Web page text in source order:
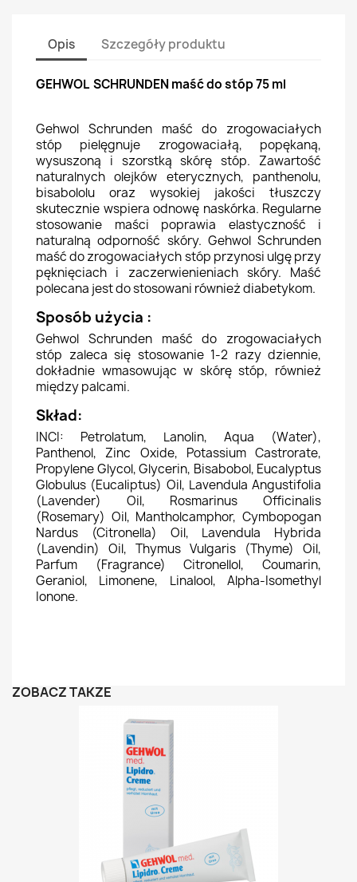
Opis Szczegóły produktu
GEHWOL SCHRUNDEN maść do stóp 75 ml
Gehwol Schrunden maść do zrogowaciałych
stóp pielęgnuje zrogowaciałą, popękaną,
wysuszoną i szorstką skórę stóp. Zawartość
naturalnych olejków eterycznych, panthenolu,
bisabololu oraz wysokiej jakości tłuszczy
skutecznie wspiera odnowę naskórka. Regularne
stosowanie maści poprawia elastyczność i
naturalną odporność skóry. Gehwol Schrunden
maść do zrogowaciałych stóp przynosi ulgę przy
pęknięciach i zaczerwienieniach skóry. Maść
polecana jest do stosowani również diabetykom.
Sposób użycia :
Gehwol Schrunden maść do zrogowaciałych
stóp zaleca się stosowanie 1-2 razy dziennie,
dokładnie wmasowując w skórę stóp, również
między palcami.
Skład:
INCI: Petrolatum, Lanolin, Aqua (Water),
Panthenol, Zinc Oxide, Potassium Castrorate,
Propylene Glycol, Glycerin, Bisabobol, Eucalyptus
Globulus (Eucaliptus) Oil, Lavendula Angustifolia
(Lavender) Oil, Rosmarinus Officinalis
(Rosemary) Oil, Mantholcamphor, Cymbopogan
Nardus (Citronella) Oil, Lavendula Hybrida
(Lavendin) Oil, Thymus Vulgaris (Thyme) Oil,
Parfum (Fragrance) Citronellol, Coumarin,
Geraniol, Limonene, Linalool, Alpha-Isomethyl
Ionone.
ZOBACZ TAKŻE